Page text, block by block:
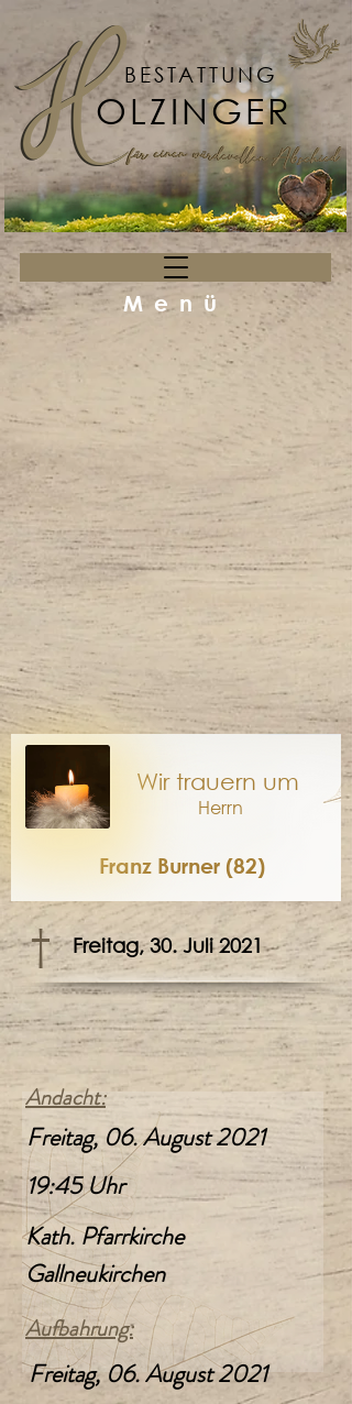
Menü
BESTATTUNG
OLZINGER
Wir trauern um
Franz Burner (82)
Herrn
Freitag, 30. Juli 2021
†
Andacht:
Freitag, 06. August 2021
19:45 Uhr
Kath. Pfarrkirche
Gallneukirchen
Aufbahrung:
Freitag, 06. August 2021